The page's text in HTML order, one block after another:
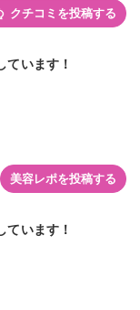
クチコミを投稿する
います！
美容レポを投稿する
います！